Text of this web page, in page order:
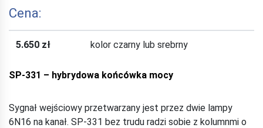
Cena:
5.650 zł kolor czarny lub srebrny
SP-331 – hybrydowa końcówka mocy
Sygnał wejściowy przetwarzany jest przez dwie lampy
6N16 na kanał. SP-331 bez trudu radzi sobie z kolumnmi o